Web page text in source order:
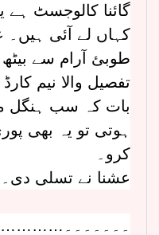
گائنا کالوجسٹ
کہاں لے آئی ہیں۔
طوبئ آرام سے
تفصیل والا نیم
بات کہ سب ہنگل
ہوتی تو یہ بھی
کرو۔
عشنا نے تسلی دی۔
…………………………۔۔۔۔۔۔۔